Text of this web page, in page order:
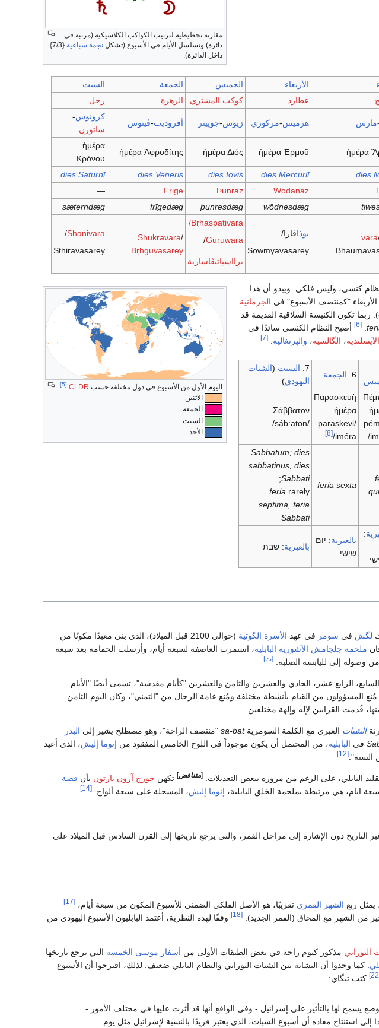
مقارنة تخطيطية لترتيب الكواكب الكلاسيكية (مرتبة في
دائرة) وتسلسل الأيام في الأسبوع (تشكل نجمة سباعية
{7/3}
داخل الدائرة).
الأربعاء الخميس الجمعة
السبت
عطارد كوكب المشتري الزهرة
زحل
-مارس هرميس-مركوري زيوس-جوپيتر أفروديت-ڤينوس
كرونوس-
ساتورن
ἡμέρα
ἡμέρα Ἑρμοῦ
ἡμέρα Διός
ἡμέρα Ἀφροδίτης
ἡμέρα
Κρόνου
dies
dies Mercuriī
dies Iovis
dies Veneris
dies Saturnī
Wodanaz
Þunraz
Frige
—
wōdnesdæg
þunresdæg
frīgedæg
sæterndæg
بوذاڤارا/
Sowmyavasarey
Bṛhaspativara/
Guruwara
/
برااسپاتيڤاسارية
Shukravara/
Bṛhguvasarey
Shanivara
/
Sthiravasarey
اليوم الأول من الأسبوع في دول مختلفة حسب CLDR
[5]
الاثنين
الجمعة
السبت
الأحد
كنسي، وليس فلكي. ويبدو أن هذا
"كمنتصف الأسبوع" في الجرمانية
). ربما تكون الكنيسة السلاڤية القديمة قد
[6]
أصبح النظام الكنسي سائدًا في
الآيسلندية، الگالسية، والپرتغالية [7]
6. الجمعة
7. السبت (الشبات
اليهودي)
/
Παρασκευὴ
ἡμέρα
/paraskevi
iméra/
[8]
Σάββατον
/sáb:aton/
feria sexta
Sabbatum; dies
sabbatinus, dies
Sabbati
;
rarely
feria
septima, feria
Sabbati
:
بالعبرية: יום
שישי
بالعبرية: שבת
لگش في سومر في عهد الأسرة الگوتية
(حوالي 2100 قبل الميلاد)، الذي بنى معبدًا مكونًا من
ملحمة جلجامش الآشورية البابلية، استمرت العاصفة لسبعة أيام، وأرسلت الحمامة بعد سبعة
وصوله إلى لليابسة الصلبة. [ت]
السابع، الرابع عشر، الحادي والعشرين والثامن والعشرين "كأيام مقدسة"، تسمى أيضًا "الأيام
المسؤولون من القيام بأنشطة مختلفة ومُنع عامة الرجال من "التمني"، وكان اليوم الثامن
قُدمت القرابين لإله وإلهة مختلفين.
الشبات العبري مع الكلمة السومريةsa-bat "منتصف الراحة"، وهو مصطلح يشير إلى البدر
في البابلية، من المحتمل أن يكون موجوداً في اللوح الخامس المفقود من إنوما إليش، الذي أعيد
[12]
البابلي، على الرغم من مروره ببعض التعديلات. [متناقض] تكهن جورج آرون بارتون بأن قصة
ايام، هي مرتبطة بملحمة الخلق البابلية، إنوما إليش، المسجلة على سبعة ألواح. [14]
دون الإشارة إلى مراحل القمر، والتي يرجع تاريخها إلى القرن السادس قبل الميلاد على
ربع الشهر القمري تقريبًا، هو الأصل الفلكي الضمني للأسبوع المكون من سبعة أيام، [17]
من الشهر مع المحاق (القمر الجديد). [18]
وفقًا لهذه النظرية، أعتمد البابليون الأسبوع اليهودي من
التوراتي مذكور كيوم راحة في بعض الطبقات الأولى من أسفار موسى الخمسة التي يرجع تاريخها
. كما وجدوا أن التشابه بين الشبات التوراتي والنظام البابلي ضعيف. لذلك، اقترحوا أن الأسبوع
كتب تيگاي:
يسمح لها بالتأثير على إسرائيل - وفي الواقع أنها قد أثرت عليها في مختلف الأمور -
استنتاج مفاده أن أسبوع الشبات، الذي يعتبر فريدًا بالنسبة لإسرائيل مثل يوم